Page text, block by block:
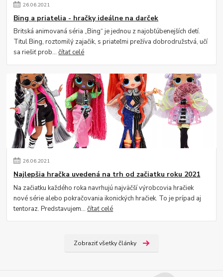
26.06.2021
Bing a priatelia - hračky ideálne na darček
Britská animovaná séria „Bing“ je jednou z najobľúbenejších detí.
Titul Bing, roztomilý zajačik, s priateľmi prežíva dobrodružstvá, učí
sa riešiť prob...čítať celé
26.06.2021
Najlepšia hračka uvedená na trh od začiatku roku 2021
Na začiatku každého roka navrhujú najväčší výrobcovia hračiek
nové série alebo pokračovania ikonických hračiek. To je prípad aj
tentoraz. Predstavujem...čítať celé
Zobraziť všetky články